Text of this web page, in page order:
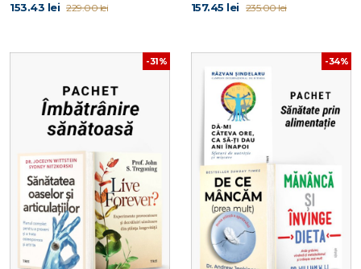
153.43 lei 229.00 lei 157.45 lei 235.00 lei
-31% -34%